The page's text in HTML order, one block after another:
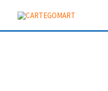
contenido